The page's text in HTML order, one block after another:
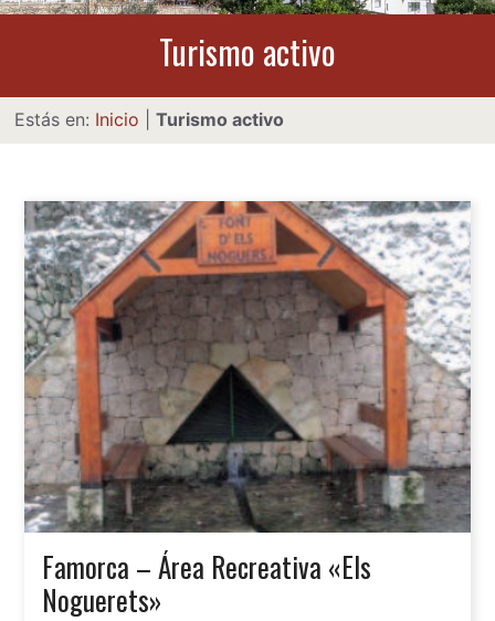
Turismo activo
Estás en: Inicio |Turismo activo
Famorca – Área Recreativa «Els
Noguerets»